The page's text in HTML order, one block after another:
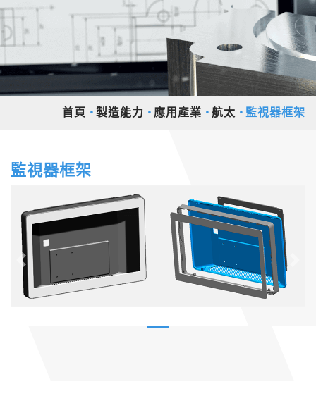
首頁 製造能力 應用產業 航太 監視器框架
監視器框架
Previous